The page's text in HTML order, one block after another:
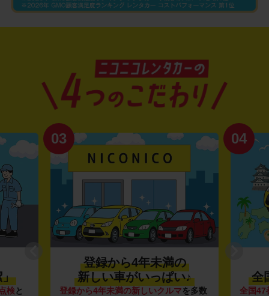
」
検と
03
登録から4年未満の
新しい車がいっぱい♪
登録から4年未満の新しいクルマを多数
04
全
全国47